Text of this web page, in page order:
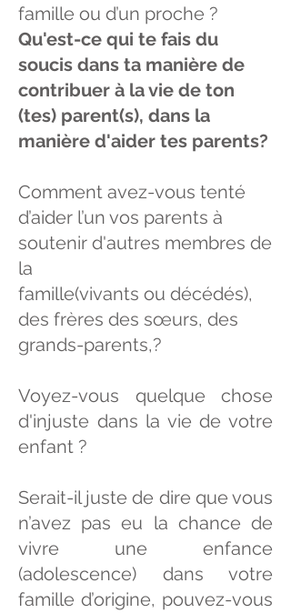
famille ou d’un proche ?
Qu'est-ce qui te fais du
soucis dans ta manière de
contribuer à la vie de ton
(tes) parent(s), dans la
manière d'aider tes parents?
Comment avez-vous tenté
d’aider l’un vos parents à
soutenir d'autres membres de
la
famille(vivants ou décédés),
des frères des sœurs, des
grands-parents,?
Voyez-vous quelque chose
d'injuste dans la vie de votre
enfant ?
Serait-il juste de dire que vous
n’avez pas eu la chance de
vivre une enfance
(adolescence) dans votre
famille d’origine, pouvez-vous